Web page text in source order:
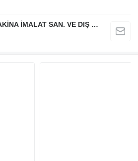
YILTEKS ENERJI ISI MAKİNA İMALAT SAN. VE DIŞ TİC. LTD. ŞTİ.